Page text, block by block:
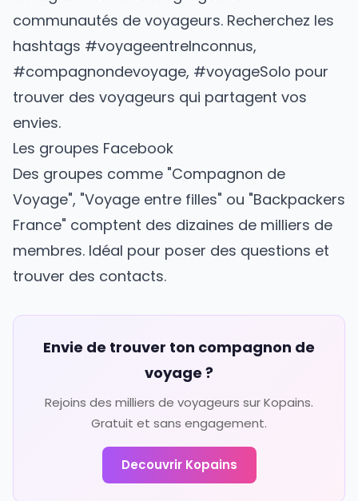
communautés de voyageurs. Recherchez les
hashtags #voyageentreInconnus,
#compagnondevoyage, #voyageSolo pour
trouver des voyageurs qui partagent vos
envies.
Les groupes Facebook
Des groupes comme "Compagnon de
Voyage", "Voyage entre filles" ou "Backpackers
France" comptent des dizaines de milliers de
membres. Idéal pour poser des questions et
trouver des contacts.
Envie de trouver ton compagnon de
voyage ?
Rejoins des milliers de voyageurs sur Kopains.
Gratuit et sans engagement.
Decouvrir Kopains